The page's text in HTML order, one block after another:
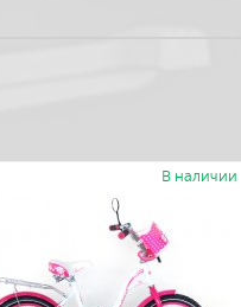
В наличии